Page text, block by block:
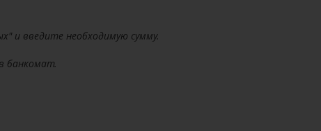
и введите необходимую сумму.
банкомат.